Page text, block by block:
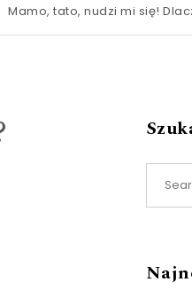
tato, nudzi mi się! Dlaczego